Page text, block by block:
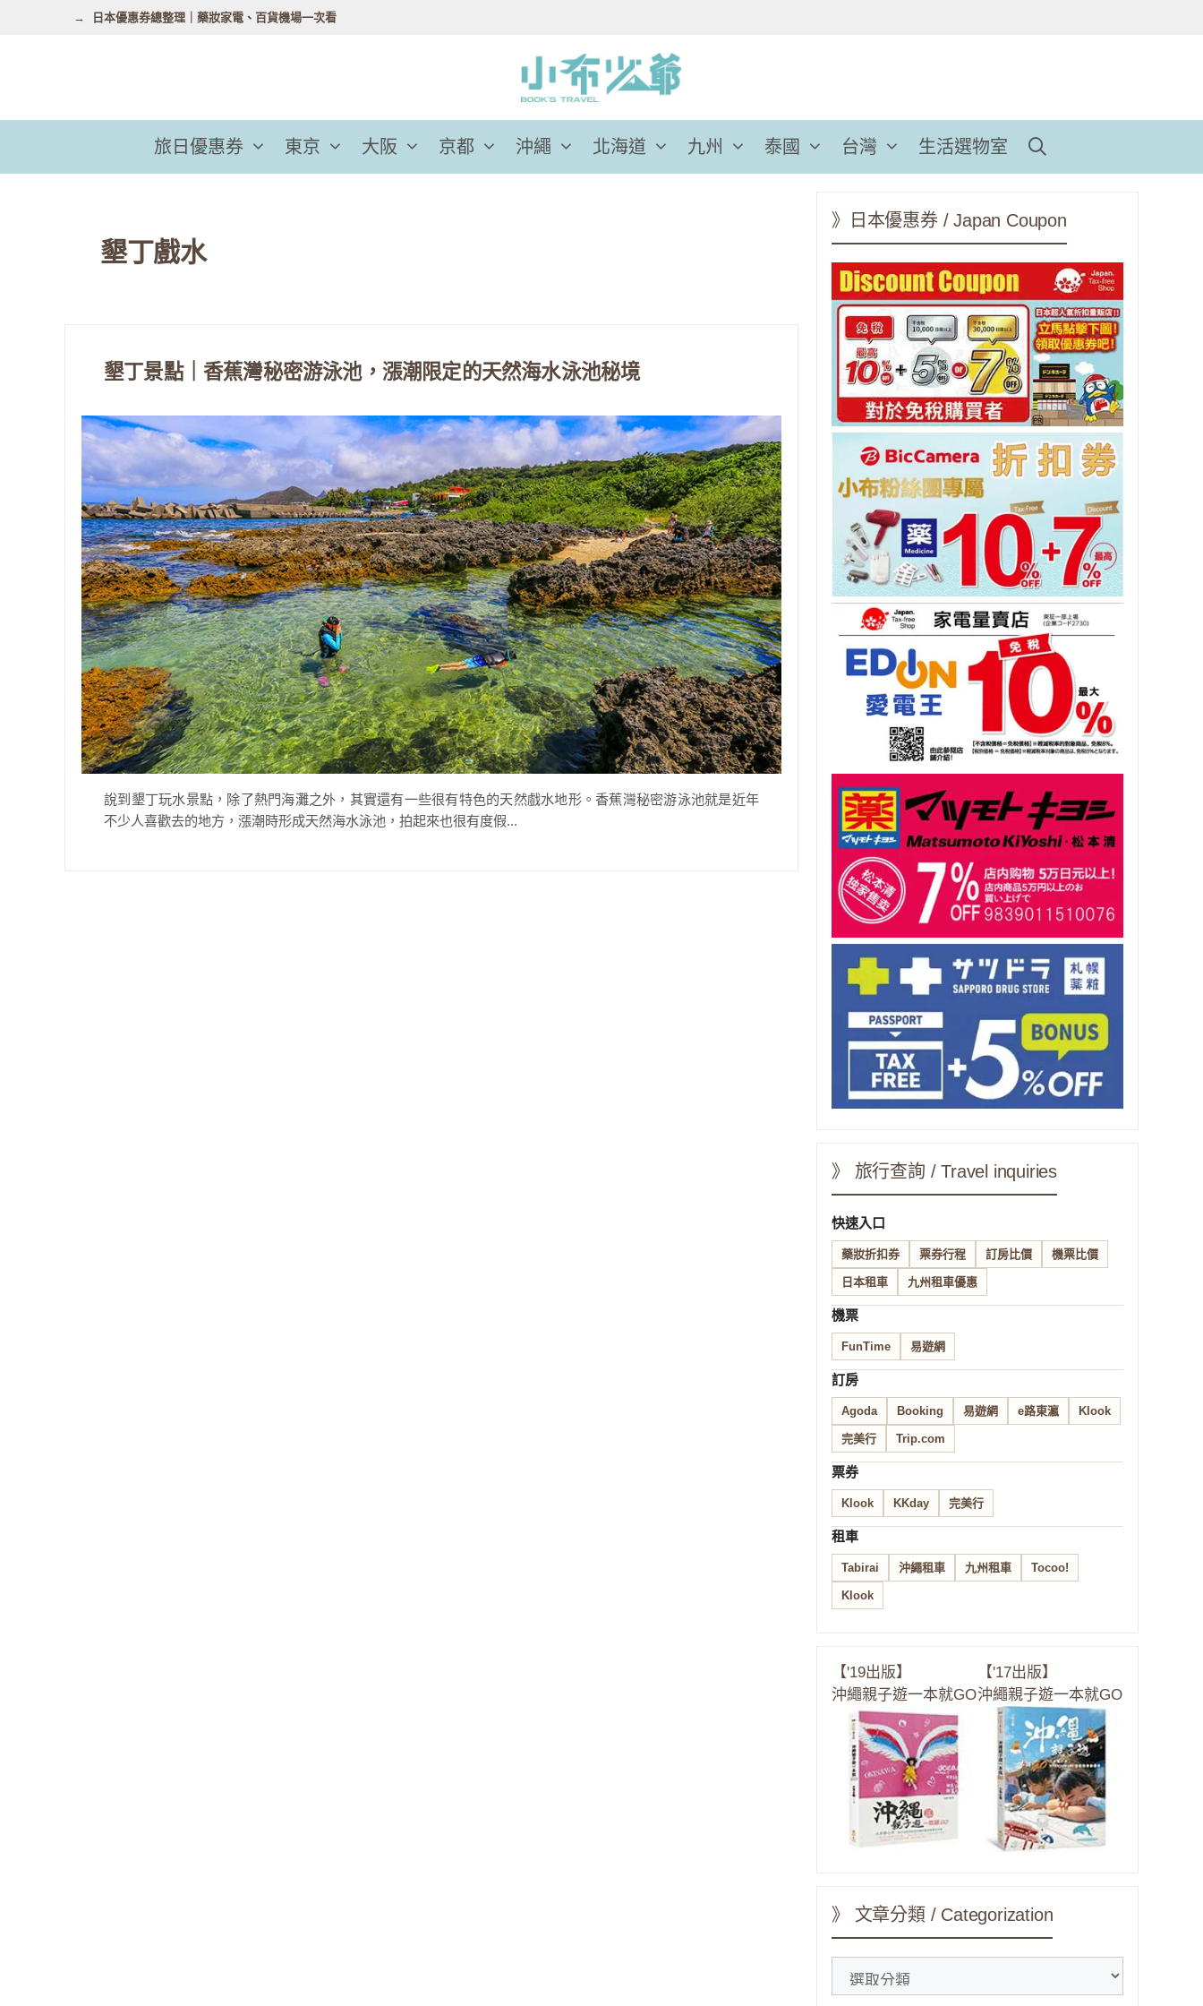
容
日本優惠券總整理｜藥妝家電、百貨機場一次看
旅日優惠券 東京 大阪 京都 沖繩 北海道 九州 泰國 台灣 生活選物室
墾丁戲水
墾丁景點｜香蕉灣秘密游泳池，漲潮限定的天然海水泳池秘境
說到墾丁玩水景點，除了熱門海灘之外，其實還有一些很有特色的天然戲水地形。香蕉灣秘密游泳池就是近年
不少人喜歡去的地方，漲潮時形成天然海水泳池，拍起來也很有度假...
》日本優惠券 / Japan Coupon
》 旅行查詢 / Travel inquiries
快速入口
藥妝折扣券 票券行程 訂房比價 機票比價
日本租車 九州租車優惠
機票
FunTime 易遊網
訂房
Agoda Booking 易遊網 e路東瀛 Klook
完美行 Trip.com
票券
Klook KKday 完美行
租車
Tabirai 沖繩租車 九州租車 Tocoo!
Klook
【'19出版】
沖繩親子遊一本就GO
【'17出版】
沖繩親子遊一本就GO
》 文章分類 / Categorization